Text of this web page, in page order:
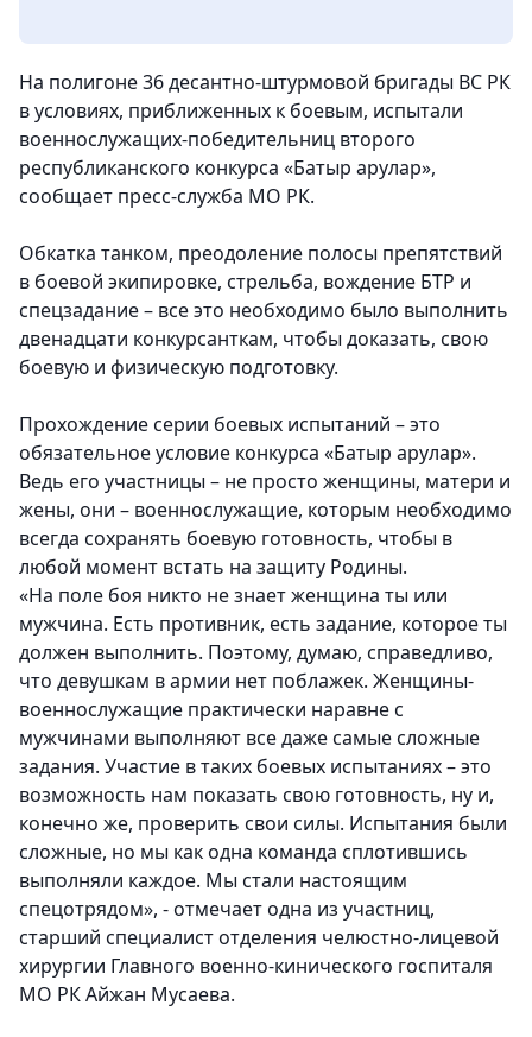
На полигоне 36 десантно-штурмовой бригады ВС РК
в условиях, приближенных к боевым, испытали
военнослужащих-победительниц второго
республиканского конкурса «Батыр арулар»,
сообщает пресс-служба МО РК.
Обкатка танком, преодоление полосы препятствий
в боевой экипировке, стрельба, вождение БТР и
спецзадание – все это необходимо было выполнить
двенадцати конкурсанткам, чтобы доказать, свою
боевую и физическую подготовку.
Прохождение серии боевых испытаний – это
обязательное условие конкурса «Батыр арулар».
Ведь его участницы – не просто женщины, матери и
жены, они – военнослужащие, которым необходимо
всегда сохранять боевую готовность, чтобы в
любой момент встать на защиту Родины.
«На поле боя никто не знает женщина ты или
мужчина. Есть противник, есть задание, которое ты
должен выполнить. Поэтому, думаю, справедливо,
что девушкам в армии нет поблажек. Женщины-
военнослужащие практически наравне с
мужчинами выполняют все даже самые сложные
задания. Участие в таких боевых испытаниях – это
возможность нам показать свою готовность, ну и,
конечно же, проверить свои силы. Испытания были
сложные, но мы как одна команда сплотившись
выполняли каждое. Мы стали настоящим
спецотрядом», - отмечает одна из участниц,
старший специалист отделения челюстно-лицевой
хирургии Главного военно-кинического госпиталя
МО РК Айжан Мусаева.